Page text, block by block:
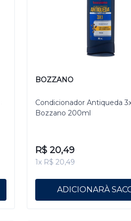
BOZZANO
Condicionador Antiqueda
Bozzano 200ml
R$ 20,49
1x R$ 20,49
ADICIONAR